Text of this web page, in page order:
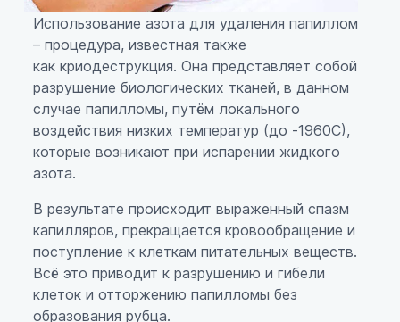
Использование азота для удаления папиллом
– процедура, известная также
как криодеструкция. Она представляет собой
разрушение биологических тканей, в данном
случае папилломы, путём локального
воздействия низких температур (до -1960С),
которые возникают при испарении жидкого
азота.
В результате происходит выраженный спазм
капилляров, прекращается кровообращение и
поступление к клеткам питательных веществ.
Всё это приводит к разрушению и гибели
клеток и отторжению папилломы без
образования рубца.